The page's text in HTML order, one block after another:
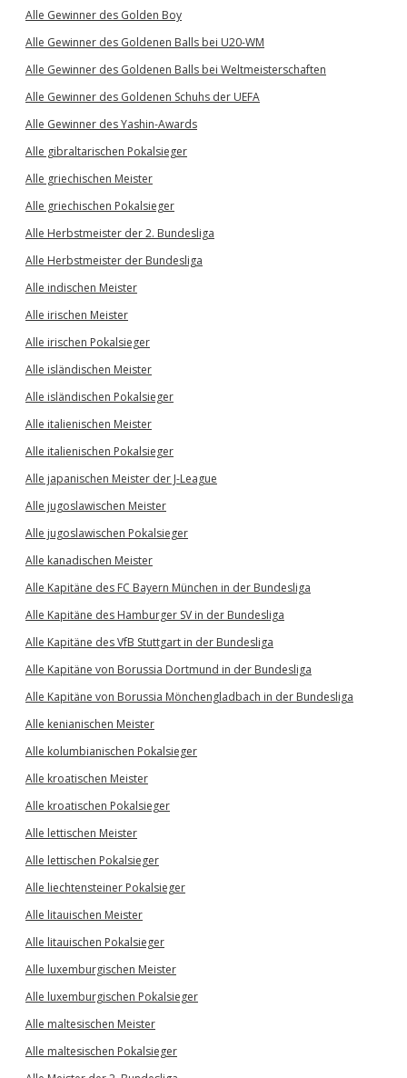
Alle Gewinner des Golden Boy
Alle Gewinner des Goldenen Balls bei U20-WM
Alle Gewinner des Goldenen Balls bei Weltmeisterschaften
Alle Gewinner des Goldenen Schuhs der UEFA
Alle Gewinner des Yashin-Awards
Alle gibraltarischen Pokalsieger
Alle griechischen Meister
Alle griechischen Pokalsieger
Alle Herbstmeister der 2. Bundesliga
Alle Herbstmeister der Bundesliga
Alle indischen Meister
Alle irischen Meister
Alle irischen Pokalsieger
Alle isländischen Meister
Alle isländischen Pokalsieger
Alle italienischen Meister
Alle italienischen Pokalsieger
Alle japanischen Meister der J-League
Alle jugoslawischen Meister
Alle jugoslawischen Pokalsieger
Alle kanadischen Meister
Alle Kapitäne des FC Bayern München in der Bundesliga
Alle Kapitäne des Hamburger SV in der Bundesliga
Alle Kapitäne des VfB Stuttgart in der Bundesliga
Alle Kapitäne von Borussia Dortmund in der Bundesliga
Alle Kapitäne von Borussia Mönchengladbach in der Bundesliga
Alle kenianischen Meister
Alle kolumbianischen Pokalsieger
Alle kroatischen Meister
Alle kroatischen Pokalsieger
Alle lettischen Meister
Alle lettischen Pokalsieger
Alle liechtensteiner Pokalsieger
Alle litauischen Meister
Alle litauischen Pokalsieger
Alle luxemburgischen Meister
Alle luxemburgischen Pokalsieger
Alle maltesischen Meister
Alle maltesischen Pokalsieger